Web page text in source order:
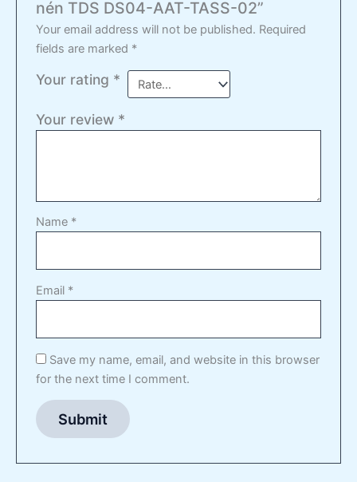
nén TDS DS04-AAT-TASS-02”
Your email address will not be published. Required
fields are marked *
Your rating *
Your review *
Name *
Email *
Save my name, email, and website in this browser
for the next time I comment.